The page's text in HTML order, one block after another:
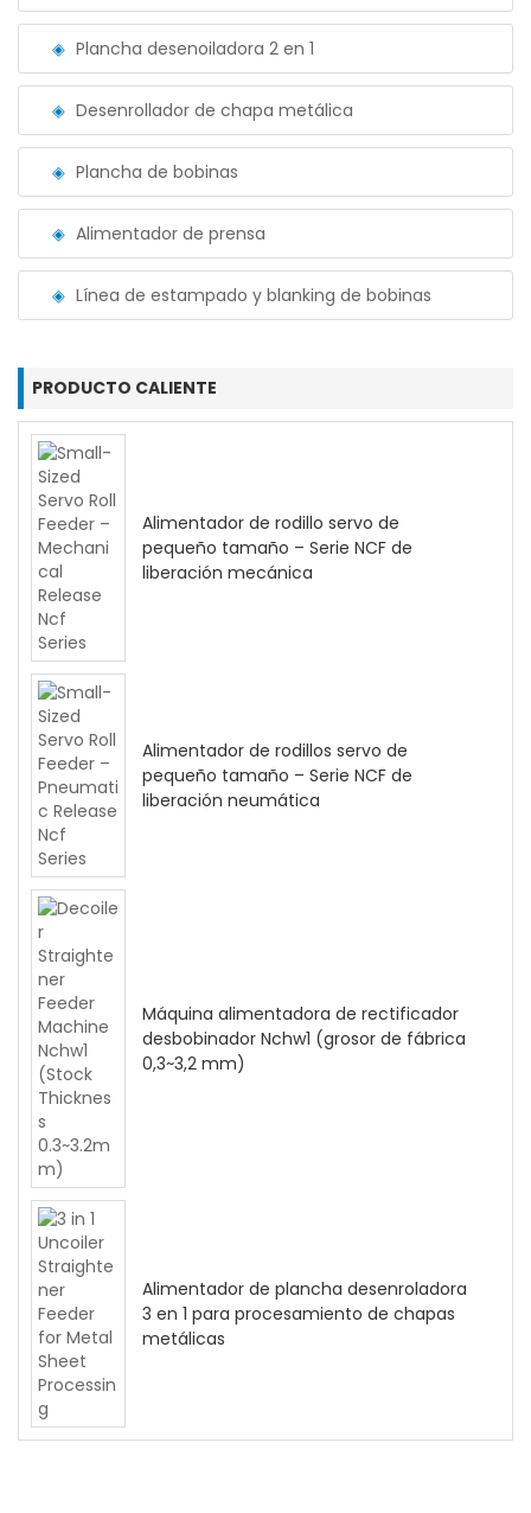
Plancha desenoiladora 2 en 1
Desenrollador de chapa metálica
Plancha de bobinas
Alimentador de prensa
Línea de estampado y blanking de bobinas
PRODUCTO CALIENTE
Alimentador de rodillo servo de
pequeño tamaño – Serie NCF de
liberación mecánica
Alimentador de rodillos servo de
pequeño tamaño – Serie NCF de
liberación neumática
Máquina alimentadora de rectificador
desbobinador Nchw1 (grosor de fábrica
0,3~3,2 mm)
Alimentador de plancha desenroladora
3 en 1 para procesamiento de chapas
metálicas